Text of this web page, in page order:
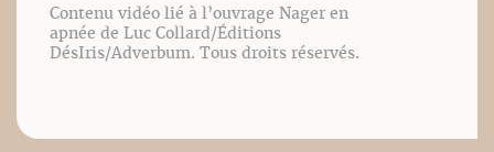
Contenu vidéo lié à l’ouvrage Nager en
apnée de Luc Collard/Éditions
DésIris/Adverbum. Tous droits réservés.